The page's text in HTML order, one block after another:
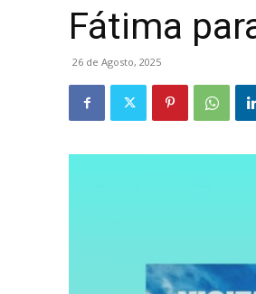
Fátima
26 de Agosto, 2025